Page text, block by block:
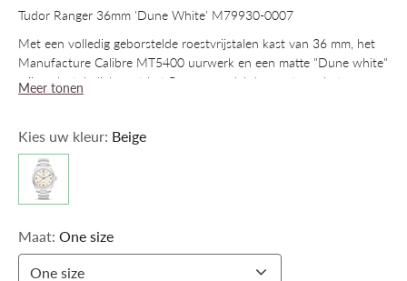
Tudor Ranger 36mm 'Dune White' M79930-0007
Met een volledig geborstelde roestvrijstalen kast van 36 mm, het
Manufacture Calibre MT5400 uurwerk en een matte "Dune white"
wijzerplaat, belichaamt het Ranger-model de geest van het
expeditiehorloge. De wijzerplaat is een subtiel eerbetoon aan
Met een permanente bevolking van nul vind je langs de route van
Dakar alleen extreme hitte, rotsen en torenhoge zandduinen. En
dat is precies de omgeving waarvoor de Ranger is gemaakt.
Meer tonen
Kies uw kleur: Beige
Maat: One size
One size